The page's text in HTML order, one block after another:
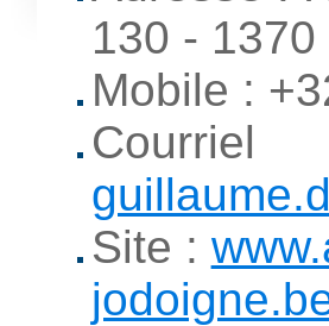
130 -
Mobile :
Courriel
Site :